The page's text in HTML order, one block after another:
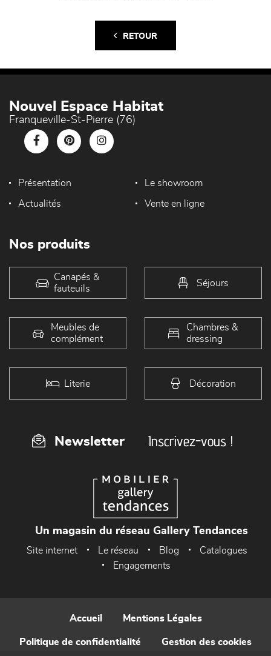
RETOUR
Nouvel Espace Habitat
Franqueville-St-Pierre (76)
Présentation Le showroom
Actualités Vente en ligne
Nos produits
Canapés &
fauteuils
Séjours
Meubles de
complément
Chambres &
dressing
Literie Décoration
Newsletter Inscrivez-vous !
Un magasin du réseau Gallery Tendances
Site internet Le réseau Blog
Catalogues
Engagements
Accueil Mentions Légales
Politique de confidentialité Gestion des cookies